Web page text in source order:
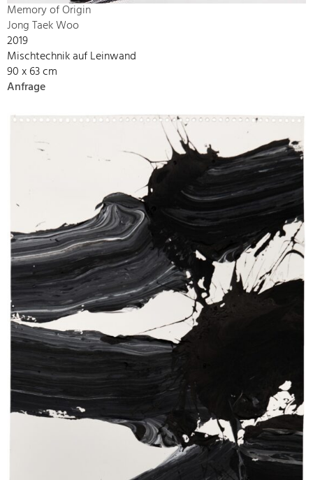
Memory of Origin
Jong Taek Woo
2019
Mischtechnik auf Leinwand
90 x 63 cm
Anfrage